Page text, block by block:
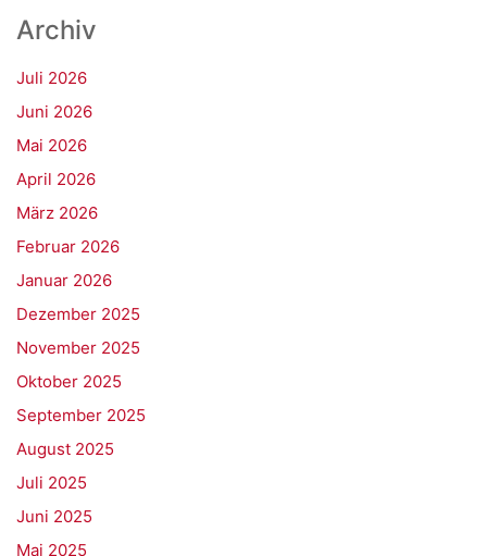
Archiv
Juli 2026
Juni 2026
Mai 2026
April 2026
März 2026
Februar 2026
Januar 2026
Dezember 2025
November 2025
Oktober 2025
September 2025
August 2025
Juli 2025
Juni 2025
Mai 2025